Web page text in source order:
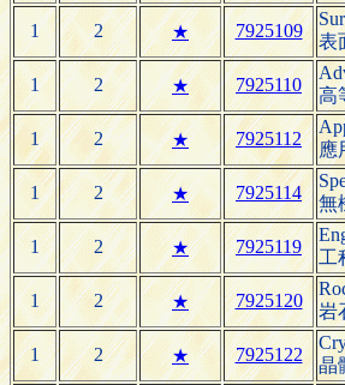
1 2 ★ 7925109
表
1 2 ★ 7925110
高
1 2 ★ 7925112
應
1 2 ★ 7925114
無
1 2 ★ 7925119
工
1 2 ★ 7925120
岩
1 2 ★ 7925122
晶